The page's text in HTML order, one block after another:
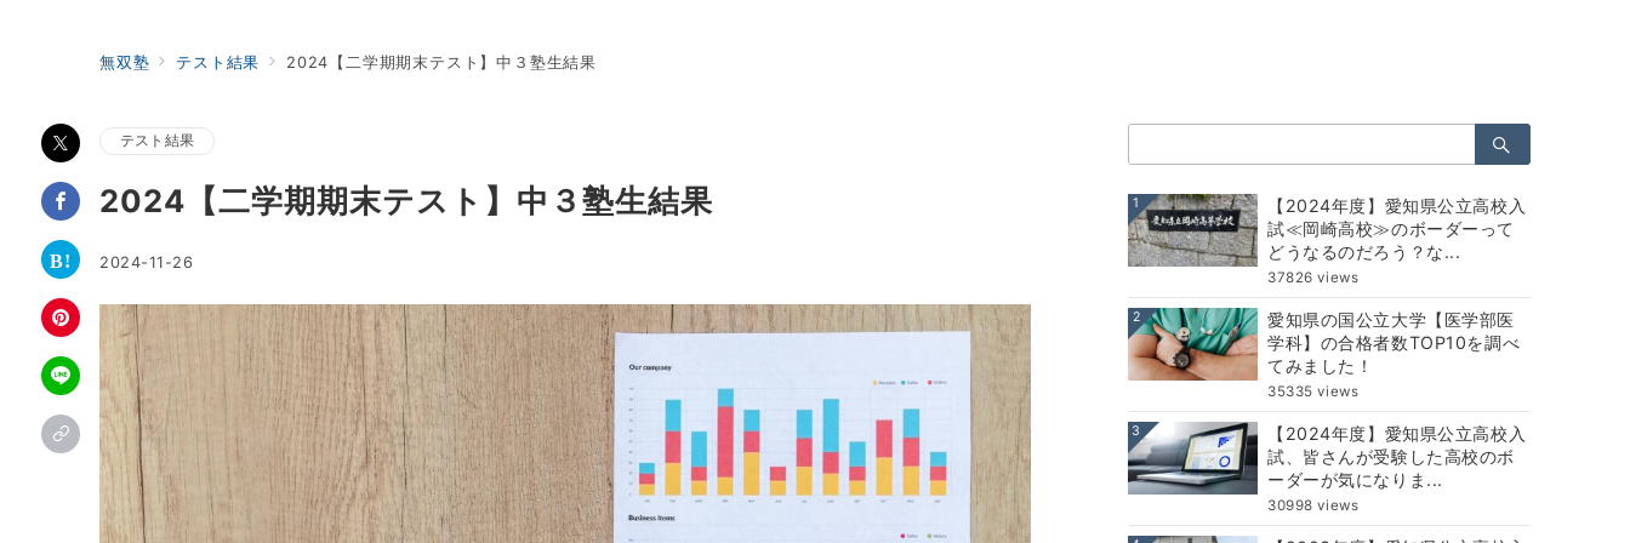
無双塾 テスト結果 2024【二学期期末テスト】中３塾生結果
テスト結果
2024【二学期期末テスト】中３塾生結果
2024-11-26
索：
1
【2024年度】愛知県公立高校入
試≪岡崎高校≫のボーダーって
どうなるのだろう？な...
37826 views
2
愛知県の国公立大学【医学部医
学科】の合格者数TOP10を調べ
てみました！
35335 views
3
【2024年度】愛知県公立高校入
試、皆さんが受験した高校のボ
ーダーが気になりま...
30998 views